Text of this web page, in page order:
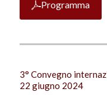
Programma
3° Convegno
22 giugno 2024